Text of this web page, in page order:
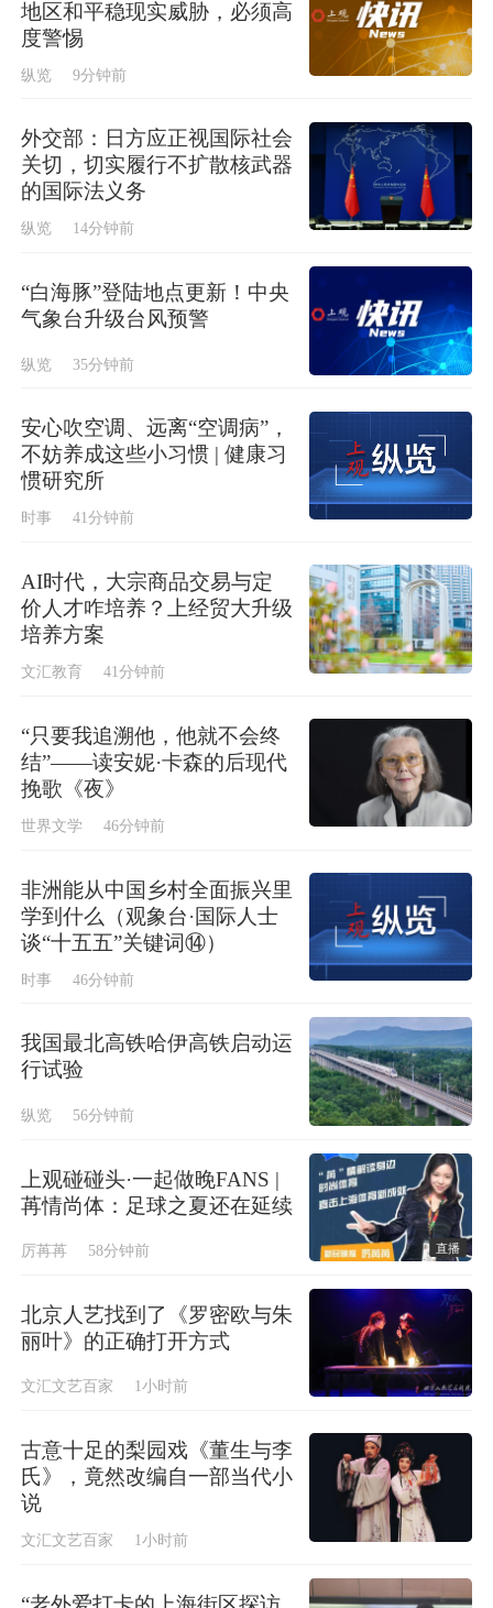
地区和平稳现实威胁，必须高
度警惕
纵览 9分钟前
外交部：日方应正视国际社会
关切，切实履行不扩散核武器
的国际法义务
纵览 14分钟前
“白海豚”登陆地点更新！中央
气象台升级台风预警
纵览 35分钟前
安心吹空调、远离“空调病”，
不妨养成这些小习惯 | 健康习
惯研究所
时事 41分钟前
AI时代，大宗商品交易与定
价人才咋培养？上经贸大升级
培养方案
文汇教育 41分钟前
“只要我追溯他，他就不会终
结”——读安妮·卡森的后现代
挽歌《夜》
世界文学 46分钟前
非洲能从中国乡村全面振兴里
学到什么（观象台·国际人士
谈“十五五”关键词⑭）
时事 46分钟前
我国最北高铁哈伊高铁启动运
行试验
纵览 56分钟前
上观碰碰头·一起做晚FANS |
苒情尚体：足球之夏还在延续
厉苒苒 58分钟前 直播
北京人艺找到了《罗密欧与朱
丽叶》的正确打开方式
文汇文艺百家 1小时前
古意十足的梨园戏《董生与李
氏》，竟然改编自一部当代小
说
文汇文艺百家 1小时前